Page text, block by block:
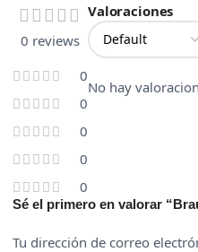
0 reviews
0
0
0
0
0
Valoraciones
No hay
Sé el primero en valorar
Tu dirección de correo